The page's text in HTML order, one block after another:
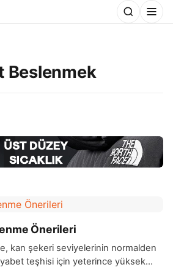
Beslenmek
Önerileri
kan şekeri seviyelerinin normalden
teşhisi için yeterince yüksek